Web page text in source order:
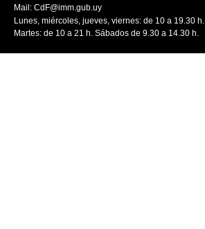
Mail: CdF@imm.gub.uy
Lunes, miércoles, jueves, viernes: de 10 a 19.30 h.
Martes: de 10 a 21 h. Sábados de 9.30 a 14.30 h.